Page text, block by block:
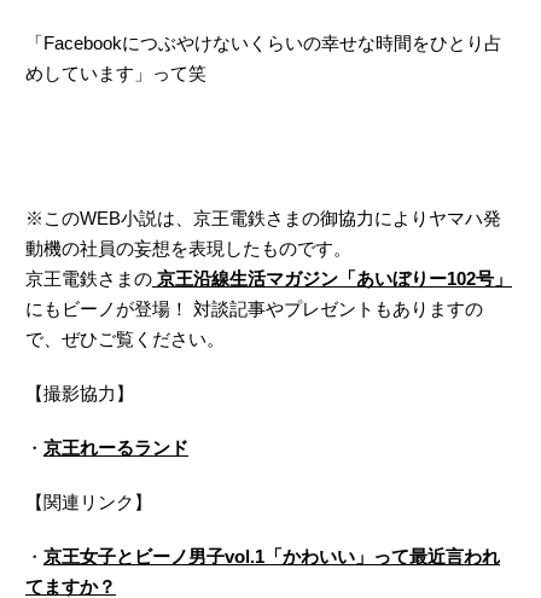
「Facebookにつぶやけないくらいの幸せな時間をひとり占
めしています」って笑
※このWEB小説は、京王電鉄さまの御協力によりヤマハ発
動機の社員の妄想を表現したものです。
京王電鉄さまの 京王沿線生活マガジン「あいぼりー102号」
にもビーノが登場！ 対談記事やプレゼントもありますの
で、ぜひご覧ください。
【撮影協力】
・ 京王れーるランド
【関連リンク】
・ 京王女子とビーノ男子vol.1「かわいい」って最近言われ
てますか？